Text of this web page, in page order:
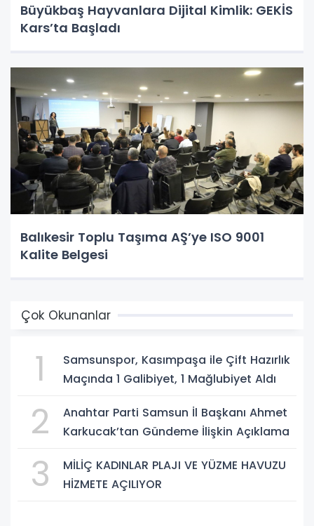
Büyükbaş Hayvanlara Dijital Kimlik: GEKİS
Kars’ta Başladı
Balıkesir Toplu Taşıma AŞ’ye ISO 9001
Kalite Belgesi
Çok Okunanlar
1
Samsunspor, Kasımpaşa ile Çift Hazırlık
Maçında 1 Galibiyet, 1 Mağlubiyet Aldı
2
Anahtar Parti Samsun İl Başkanı Ahmet
Karkucak’tan Gündeme İlişkin Açıklama
3
MİLİÇ KADINLAR PLAJI VE YÜZME HAVUZU
HİZMETE AÇILIYOR